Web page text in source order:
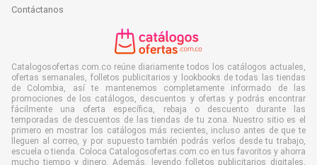
Contáctanos
Catalogosofertas.com.co reúne diariamente todos los catálogos actuales,
ofertas semanales, folletos publicitarios y lookbooks de todas las tiendas
de Colombia, así te mantenemos completamente informado de las
promociones de los catálogos, descuentos y ofertas y podrás encontrar
fácilmente una oferta específica, rebaja o descuento durante las
temporadas de descuentos de las tiendas de tu zona. Nuestro sitio es el
primero en mostrar los catálogos más recientes, incluso antes de que te
lleguen al correo, y por supuesto también podrás verlos desde tu trabajo,
escuela o tienda. Coloca Catalogosofertas.com.co en tus favoritos y ahorra
mucho tiempo y dinero. Además, leyendo folletos publicitarios digitales,